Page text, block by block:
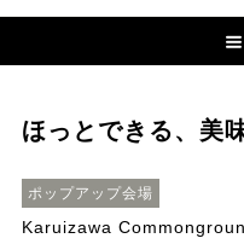
ほっとできる、美
ポップアップ会場
Karuizawa